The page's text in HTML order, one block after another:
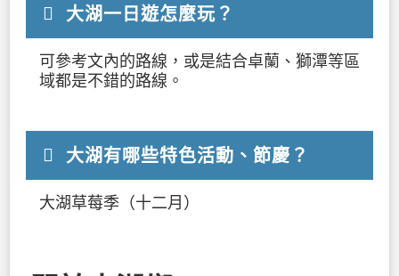
大湖一日遊怎麼玩？
可參考文內的路線，或是結合卓蘭、獅潭等區
域都是不錯的路線。
大湖有哪些特色活動、節慶？
大湖草莓季（十二月）